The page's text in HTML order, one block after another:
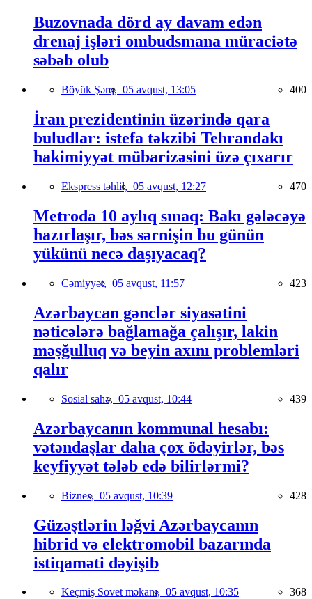
Buzovnada dörd ay davam edən
drenaj işləri ombudsmana müraciətə
səbəb olub
Böyük Şərq, 05 avqust, 13:05 400
İran prezidentinin üzərində qara
buludlar: istefa təkzibi Tehrandakı
hakimiyyət mübarizəsini üzə çıxarır
Ekspress təhlil, 05 avqust, 12:27 470
Metroda 10 aylıq sınaq: Bakı gələcəyə
hazırlaşır, bəs sərnişin bu günün
yükünü necə daşıyacaq?
Cəmiyyət, 05 avqust, 11:57 423
Azərbaycan gənclər siyasətini
nəticələrə bağlamağa çalışır, lakin
məşğulluq və beyin axını problemləri
qalır
Sosial sahə, 05 avqust, 10:44 439
Azərbaycanın kommunal hesabı:
vətəndaşlar daha çox ödəyirlər, bəs
keyfiyyət tələb edə bilirlərmi?
Biznes, 05 avqust, 10:39 428
Güzəştlərin ləğvi Azərbaycanın
hibrid və elektromobil bazarında
istiqaməti dəyişib
Keçmiş Sovet məkanı, 05 avqust, 10:35 368